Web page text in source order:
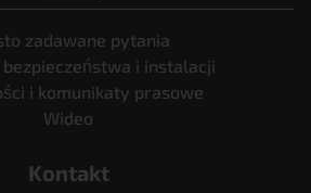
zadawane pytania
i instalacji
i komunikaty prasowe
Wideo
Kontakt